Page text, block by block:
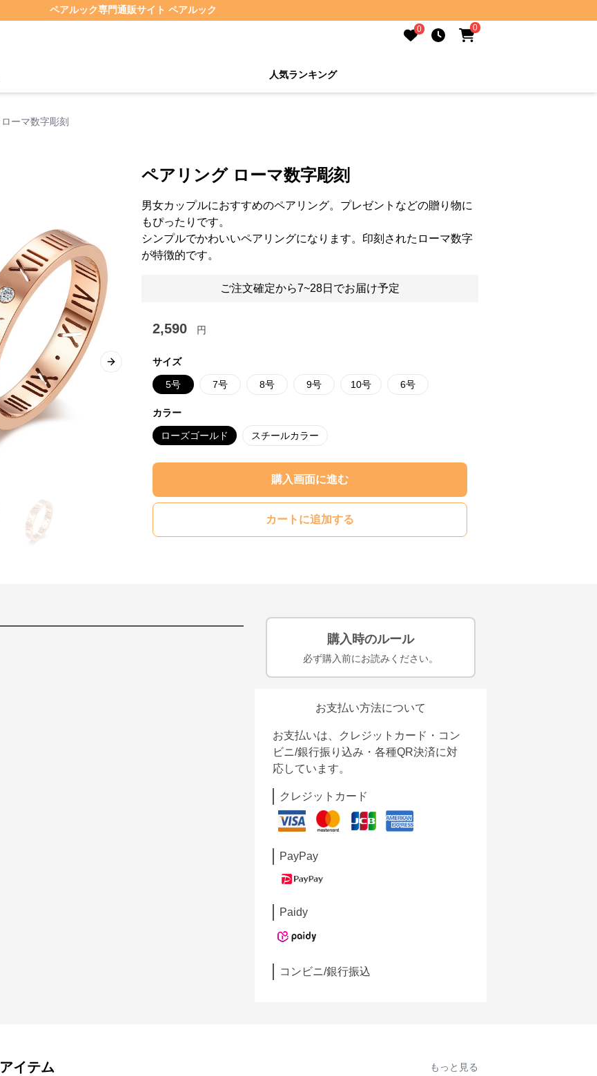
ペアルック専門通販サイト ペアルック
0 0
人気ランキング
ーマ数字彫刻
Next slide
ペアリング ローマ数字彫刻
男女カップルにおすすめのペアリング。プレゼントなどの贈り物に
もぴったりです。
シンプルでかわいいペアリングになります。印刻されたローマ数字
が特徴的です。
ご注文確定から7~28日でお届け予定
2,590 円
サイズ
5号 7号 8号 9号 10号 6号
カラー
ローズゴールド スチールカラー
購入画面に進む
カートに追加する
購入時のルール
必ず購入前にお読みください。
お支払い方法について
お支払いは、クレジットカード・コン
ビニ/銀行振り込み・各種QR決済に対
応しています。
クレジットカード
PayPay
Paidy
コンビニ/銀行振込
イテム もっと見る